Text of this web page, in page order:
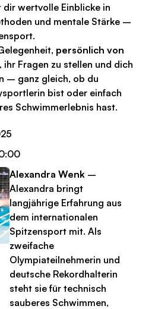
wertvolle Einblicke in
und mentale Stärke –
persönlich von
, ihr Fragen zu stellen und dich
– ganz gleich, ob du
in bist oder einfach
Schwimmerlebnis hast.
Alexandra Wenk –
Alexandra bringt
langjährige Erfahrung aus
dem internationalen
Spitzensport mit. Als
zweifache
Olympiateilnehmerin und
deutsche Rekordhalterin
steht sie für technisch
sauberes Schwimmen,